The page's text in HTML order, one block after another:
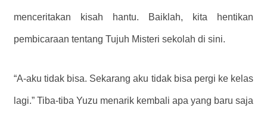
menceritakan kisah hantu. Baiklah, kita hentikan
pembicaraan tentang Tujuh Misteri sekolah di sini.
“A-aku tidak bisa. Sekarang aku tidak bisa pergi ke kelas
lagi.” Tiba-tiba Yuzu menarik kembali apa yang baru saja